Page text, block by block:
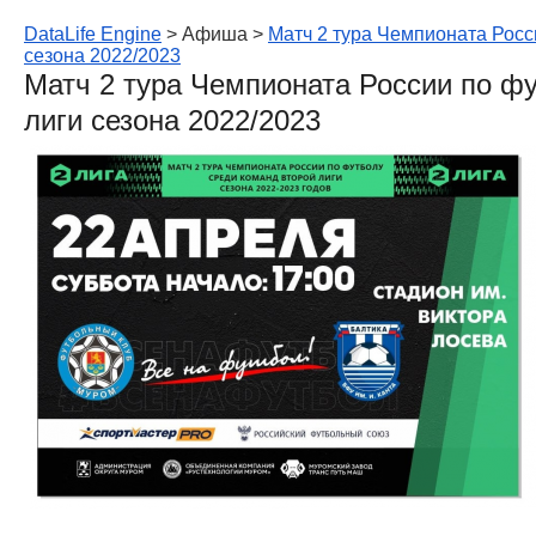
DataLife Engine > Афиша > Матч 2 тура Чемпионата
сезона 2022/2023
Матч 2 тура Чемпионата России по
лиги сезона 2022/2023